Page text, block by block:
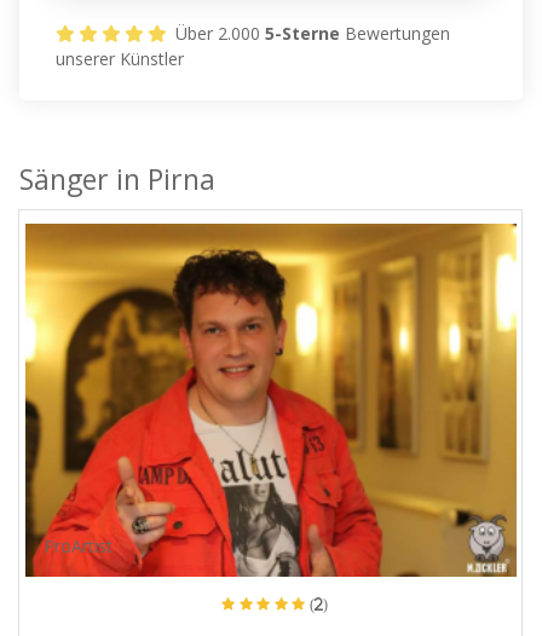
Über 2.0005-Sterne Bewertungen
unserer Künstler
Sänger in Pirna
ProArtist
(2)